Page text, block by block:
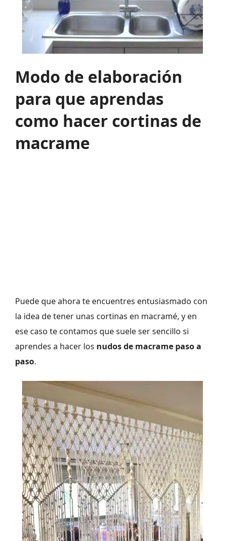
Modo de elaboración
para que aprendas
como hacer cortinas de
macrame
Puede que ahora te encuentres entusiasmado con
la idea de tener unas cortinas en macramé, y en
ese caso te contamos que suele ser sencillo si
aprendes a hacer los nudos de macrame paso a
paso.